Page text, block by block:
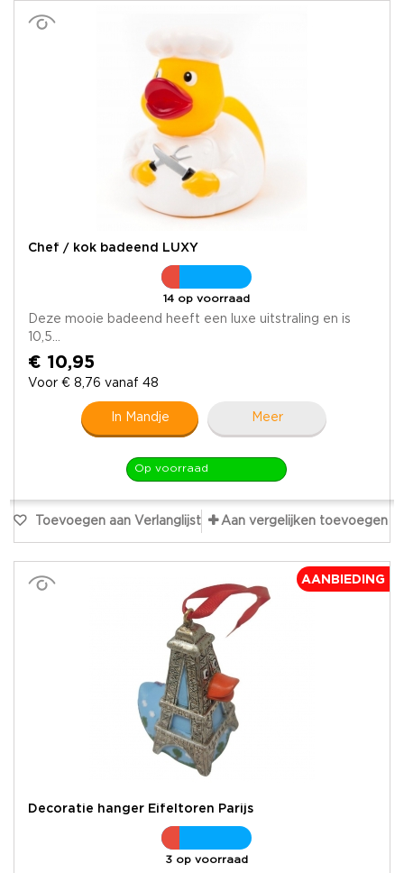
Chef / kok badeend LUXY
14 op voorraad
Deze mooie badeend heeft een luxe uitstraling en is
10,5...
€ 10,95
Voor € 8,76 vanaf 48
In Mandje Meer
Op voorraad
Toevoegen aan Verlanglijst Aan vergelijken toevoegen
AANBIEDING
Decoratie hanger Eifeltoren Parijs
3 op voorraad